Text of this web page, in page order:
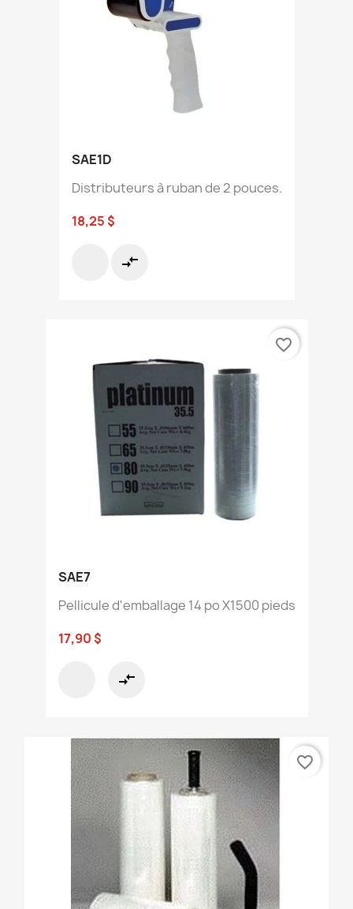
SAE1D
Distributeurs à ruban de 2 pouces.
18,25 $
compare_arrows
SAE7
Pellicule d'emballage 14 po X1500 pieds
17,90 $
compare_arrows
favorite_border
favorite_border